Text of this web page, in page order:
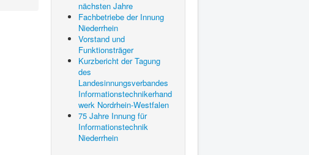
nächsten Jahre
Fachbetriebe der Innung
Niederrhein
Vorstand und
Funktionsträger
Kurzbericht der Tagung
des
Landesinnungsverbandes
Informationstechnikerhand
werk Nordrhein-Westfalen
75 Jahre Innung für
Informationstechnik
Niederrhein